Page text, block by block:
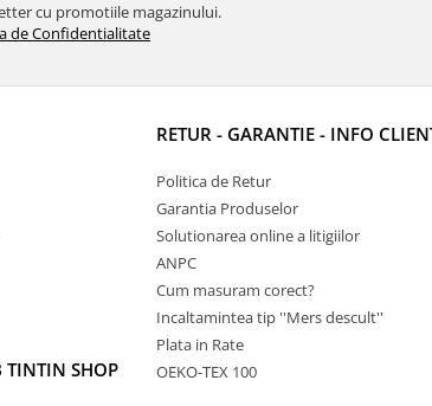
cu promotiile magazinului.
de Confidentialitate
TINTIN SHOP
RETUR - GARANTIE - INFO
Politica de Retur
Garantia Produselor
Solutionarea online a litigiilor
ANPC
Cum masuram corect?
Incaltamintea tip ''Mers descult''
Plata in Rate
OEKO-TEX 100